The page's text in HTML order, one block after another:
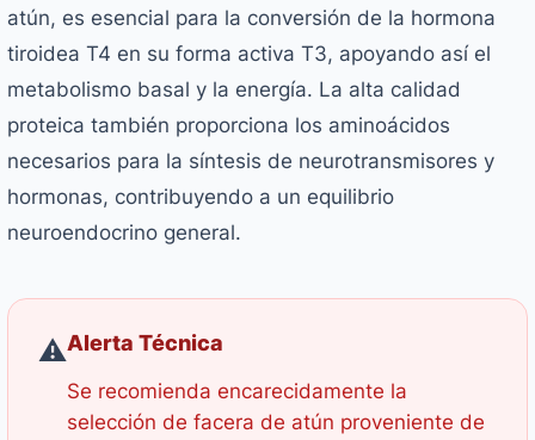
atún, es esencial para la conversión de la hormona
tiroidea T4 en su forma activa T3, apoyando así el
metabolismo basal y la energía. La alta calidad
proteica también proporciona los aminoácidos
necesarios para la síntesis de neurotransmisores y
hormonas, contribuyendo a un equilibrio
neuroendocrino general.
⚠️Alerta Técnica
Se recomienda encarecidamente la
selección de facera de atún proveniente de